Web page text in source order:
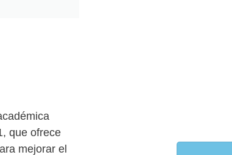
que ofrece
mejorar el